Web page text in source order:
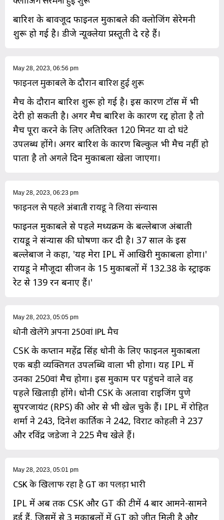
बारिश के बावजूद फाइनल मुकाबले की क्लोजिंग सेरेमनी
शुरू हो गई है। डीजे न्यूक्लेया प्रस्तूती दे रहे हैं।
May 28, 2023, 06:56 pm
फाइनल मुकाबले के दौरान बारिश हुई शुरू
मैच के दौरान बारिश शुरू हो गई है। इस कारण टॉस में भी
देरी हो सकती है। अगर मैच बारिश के कारण रद्द होता है तो
मैच पूरा करने के लिए अतिरिक्त 120 मिनट या दो घंटे
उपलब्ध होंगे। अगर बारिश के कारण बिल्कुल भी मैच नहीं हो
पाता है तो अगले दिन मुकाबला खेला जाएगा।
May 28, 2023, 06:23 pm
फाइनल से पहले अंबाती रायडू ने लिया संन्यास
फाइनल मुकाबले से पहले मध्यक्रम के बल्लेबाज अंबाती
रायडू ने संन्यास की घोषणा कर दी है। 37 साल के इस
बल्लेबाज ने कहा, 'यह मेरा IPL में आखिरी मुकाबला होगा।'
रायडू ने मौजूदा सीजन के 15 मुकाबलों में 132.38 के स्ट्राइक
रेट से 139 रन बनाए हैं।'
May 28, 2023, 05:05 pm
धोनी खेलेंगे अपना 250वां IPL मैच
CSK के कप्तान महेंद्र सिंह धोनी के लिए फाइनल मुकाबला
एक बड़ी व्यक्तिगत उपलब्धि वाला भी होगा। यह IPL में
उनका 250वां मैच होगा। इस मुकाम पर पहुंचने वाले वह
पहले खिलाड़ी होंगे। धोनी CSK के अलावा राइजिंग पुणे
सुपरजायंट (RPS) की ओर से भी खेल चुके हैं। IPL में रोहित
शर्मा ने 243, दिनेश कार्तिक ने 242, विराट कोहली ने 237
और रविंद्र जडेजा ने 225 मैच खेले हैं।
May 28, 2023, 05:01 pm
CSK के खिलाफ रहा है GT का पलड़ा भारी
IPL में अब तक CSK और GT की टीमें 4 बार आमने-सामने
हुई हैं, जिसमें से 3 मुकाबलों में GT को जीत मिली है और